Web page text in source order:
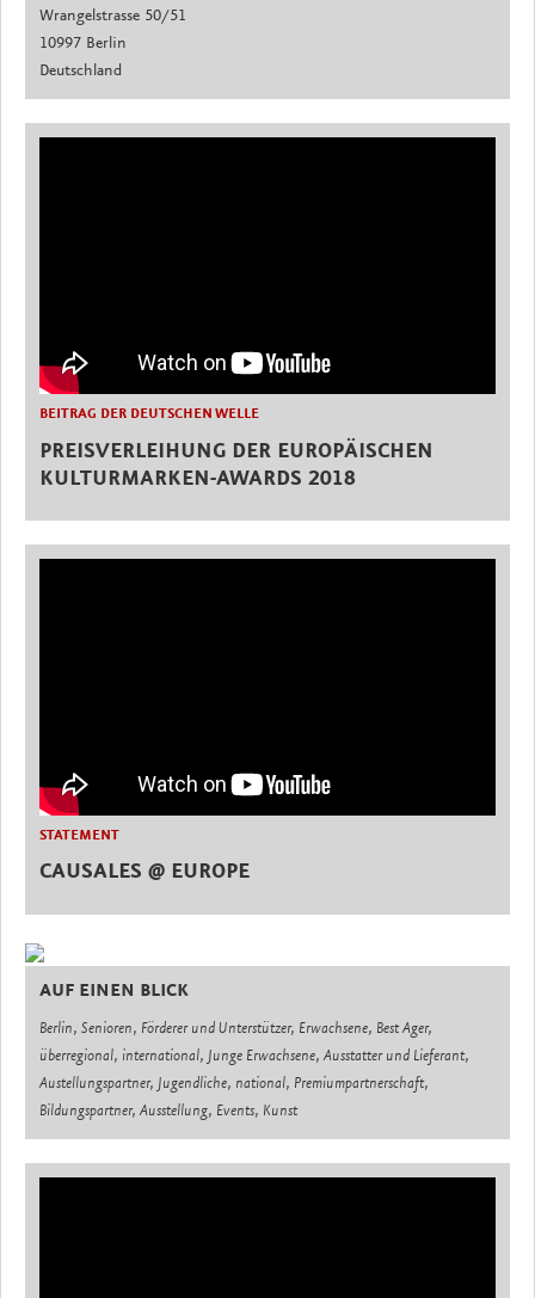
Wrangelstrasse 50/51
10997 Berlin
Deutschland
BEITRAG DER DEUTSCHEN WELLE
PREISVERLEIHUNG DER EUROPÄISCHEN
KULTURMARKEN-AWARDS 2018
STATEMENT
CAUSALES @ EUROPE
AUF EINEN BLICK
Berlin, Senioren, Förderer und Unterstützer, Erwachsene, Best Ager,
überregional, international, Junge Erwachsene, Ausstatter und Lieferant,
Austellungspartner, Jugendliche, national, Premiumpartnerschaft,
Bildungspartner, Ausstellung, Events, Kunst